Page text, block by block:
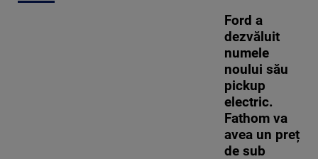
Ford a
dezvăluit
numele
noului său
pickup
electric.
Fathom va
avea un preț
de sub